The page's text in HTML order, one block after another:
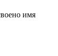
имя